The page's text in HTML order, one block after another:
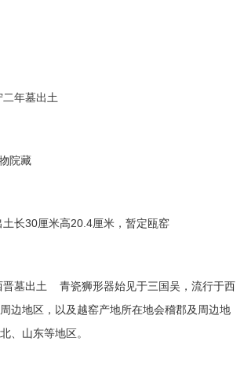
年墓出土
院藏
长30厘米高20.4厘米，暂定瓯窑
晋墓出土 青瓷狮形器始见于三国吴，流行于西
边地区，以及越窑产地所在地会稽郡及周边地
、山东等地区。